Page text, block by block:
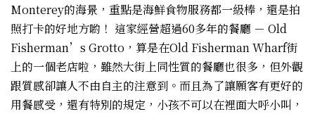
Monterey的海景，重點是海鮮食物服務都一級棒，還是拍
照打卡的好地方喲！ 這家經營超過60多年的餐廳 － Old
Fisherman’s Grotto，算是在Old Fisherman Wharf街
上的一個老店啦，雖然大街上同性質的餐廳也很多，但外觀
跟質感卻讓人不由自主的注意到。而且為了讓願客有更好的
用餐感受，還有特別的規定，小孩不可以在裡面大呼小叫，